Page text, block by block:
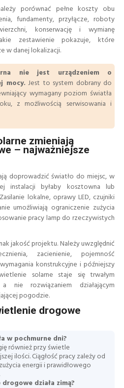
porównać pełne koszty obu
fundamenty, przyłącze, roboty
konserwację i wymianę
zestawienie pokazuje, które
w danej lokalizacji.
nie jest urządzeniem o
mocy. Jest to system dobrany do
wymagany poziom światła
z możliwością serwisowania i
zmieniają
– najważniejsze
doprowadzić światło do miejsc, w
instalacji byłaby kosztowna lub
lokalne, oprawy LED, czujniki
umożliwiają ograniczenie zużycia
pracy lamp do rzeczywistych
jakość projektu. Należy uwzględnić
zacienienie, pojemność
konstrukcyjne i późniejszy
solarne staje się trwałym
nie rozwiązaniem działającym
pogodzie.
drogowe
w pochmurne dni?
również przy świetle
ilości. Ciągłość pracy zależy od
energii i prawidłowego
działa zimą?